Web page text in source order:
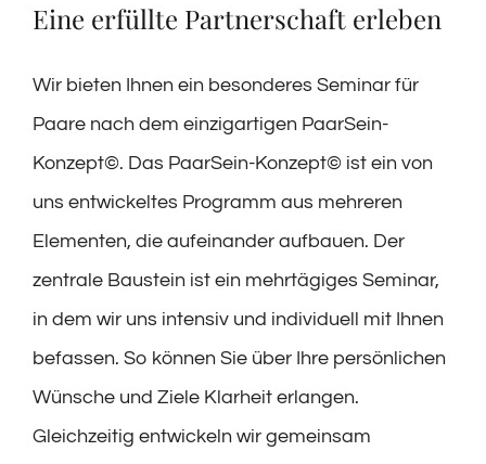
Eine erfüllte Partnerschaft erleben
Wir bieten Ihnen ein besonderes Seminar für
Paare nach dem einzigartigen PaarSein-
Konzept©. Das PaarSein-Konzept© ist ein von
uns entwickeltes Programm aus mehreren
Elementen, die aufeinander aufbauen. Der
zentrale Baustein ist ein mehrtägiges Seminar,
in dem wir uns intensiv und individuell mit Ihnen
befassen. So können Sie über Ihre persönlichen
Wünsche und Ziele Klarheit erlangen.
Gleichzeitig entwickeln wir gemeinsam